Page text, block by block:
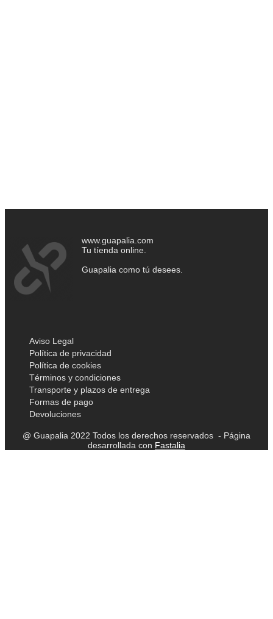
www.guapalia.com
Tu tíenda online.
Guapalia como tú desees.
Aviso Legal
Política de privacidad
Política de cookies
Términos y condiciones
Transporte y plazos de entrega
Formas de pago
Devoluciones
@ Guapalia 2022 Todos los derechos reservados - Página
desarrollada con Fastalia